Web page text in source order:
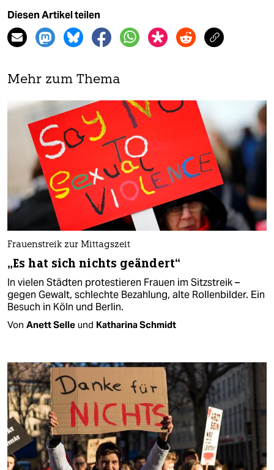
Diesen Artikel teilen
Mehr zum Thema
Frauenstreik zur Mittagszeit
„Es hat sich nichts geändert“
In vielen Städten protestieren Frauen im Sitzstreik –
gegen Gewalt, schlechte Bezahlung, alte Rollenbilder. Ein
Besuch in Köln und Berlin.
Von Anett Selle und Katharina Schmidt